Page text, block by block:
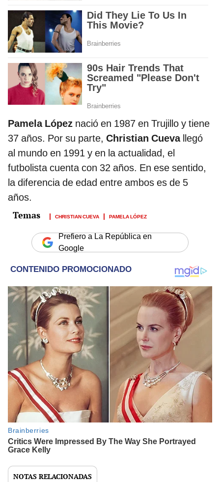
Pamela López nació en 1987 en Trujillo y tiene
37 años. Por su parte, Christian Cuevallegó
al mundo en 1991 y en la actualidad, el
futbolista cuenta con 32 años. En ese sentido,
la diferencia de edad entre ambos es de 5
años.
CHRISTIAN CUEVA PAMELA LÓPEZ
Prefiero a La República en
Google
NOTAS RELACIONADAS